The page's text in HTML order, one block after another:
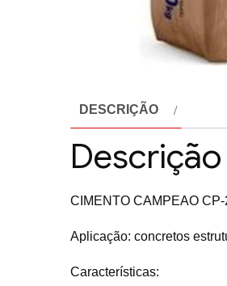
DESCRIÇÃO
Descrição
CIMENTO CAMPEAO
Aplicação: concretos
Características: